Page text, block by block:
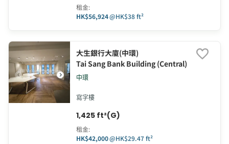
租金:
HK$56,924@HK$38 ft²
大生銀行大廈(中環)
Tai Sang Bank Building (Central)
中環
寫字樓
1,425 ft²(G)
租金:
HK$42,000@HK$29.47 ft²